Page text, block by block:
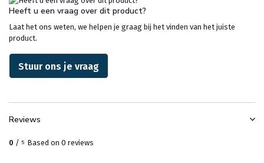
Heeft u een vraag over dit product?
Laat het ons weten, we helpen je graag bij het vinden van het juiste
product.
Stuur ons je vraag
Reviews
0 / 5 Based on 0 reviews